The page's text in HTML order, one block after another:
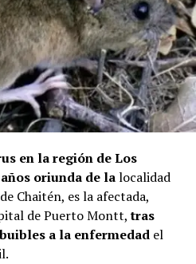
en la región de Los
oriunda de lalocalidad
Chaitén, es la afectada,
de Puerto Montt,tras
a la enfermedadel